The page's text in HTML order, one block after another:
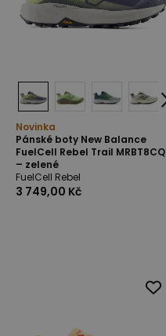
Novinka
Pánské boty New Balance
FuelCell Rebel Trail MRBT8CQ
– zelené
FuelCell Rebel
3 749,00 Kč